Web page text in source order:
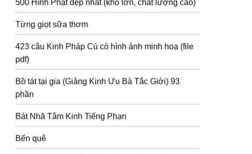
500 Hình Phật đẹp nhất (khổ lớn, chất lượng cao)
Từng giọt sữa thơm
423 câu Kinh Pháp Cú có hình ảnh minh hoạ (file
pdf)
Bồ tát tại gia (Giảng Kinh Ưu Bà Tắc Giới) 93
phần
Bát Nhã Tâm Kinh Tiếng Phạn
Bến quê